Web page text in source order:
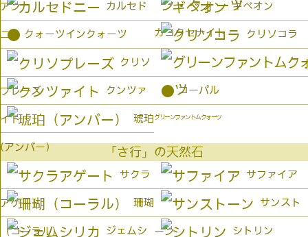
アン
カコクセナイト
カルセド
ニー
ギベオン
● クォーツインクォーツ クリソコラ
クリソ
プレーズ
グリーンファントムクォーツ
クンツァ
イト
● コーパル
琥珀
(アンバー） 「さ行」の天然石
サクラ
アゲート
サファイア
珊瑚
（コーラル）
サンスト
ーン
ジェムシ シトリン